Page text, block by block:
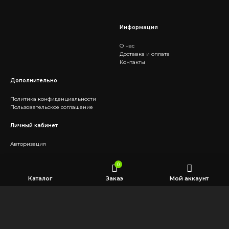
Информация
О нас
Доставка и оплата
Контакты
Дополнительно
Политика конфиденциальности
Пользовательское соглашение
Личный кабинет
Авторизация
Telegram
Каталог
0
Заказ Мой аккаунт